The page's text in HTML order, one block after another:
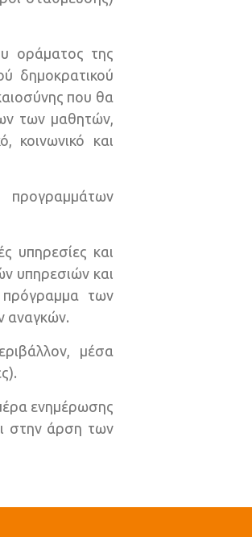
οράματος της
δημοκρατικού
που θα
των μαθητών,
κοινωνικό και
προγραμμάτων
υπηρεσίες και
υπηρεσιών και
πρόγραμμα των
αναγκών.
μέσα
ενημέρωσης
στην άρση των